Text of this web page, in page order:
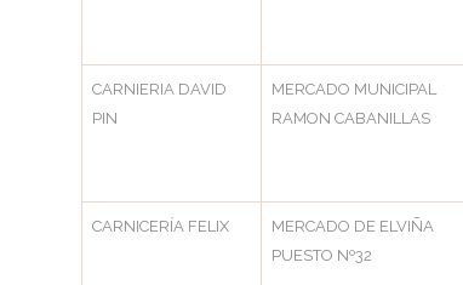
CARNIERIA DAVID
PIN
MERCADO MUNICIPAL
RAMON CABANILLAS
CARNICERÍA FELIX
MERCADO DE ELVIÑA
PUESTO Nº32